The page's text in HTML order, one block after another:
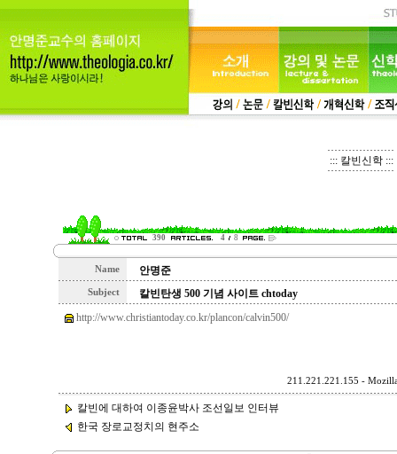
::: 칼빈신학 :::
390 4 8
Name 안명준
Subject
칼빈탄생 500 기념 사이트 chtoday
http://www.christiantoday.co.kr/plancon/calvin500/
211.221.221.155 -
칼빈에 대하여 이종윤박사 조선일보 인터뷰
한국 장로교정치의 현주소